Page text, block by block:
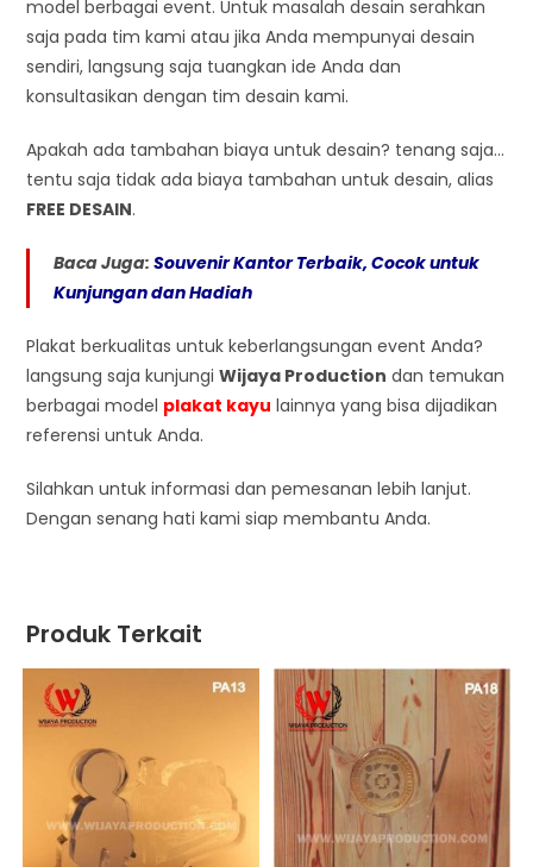
model berbagai event. Untuk masalah desain serahkan
saja pada tim kami atau jika Anda mempunyai desain
sendiri, langsung saja tuangkan ide Anda dan
konsultasikan dengan tim desain kami.
Apakah ada tambahan biaya untuk desain? tenang saja…
tentu saja tidak ada biaya tambahan untuk desain, alias
FREE DESAIN.
Baca Juga:Souvenir Kantor Terbaik, Cocok untuk
Kunjungan dan Hadiah
Plakat berkualitas untuk keberlangsungan event Anda?
langsung saja kunjungiWijaya Production dan temukan
berbagai model plakat kayu lainnya yang bisa dijadikan
referensi untuk Anda.
Silahkan untuk informasi dan pemesanan lebih lanjut.
Dengan senang hati kami siap membantu Anda.
Produk Terkait